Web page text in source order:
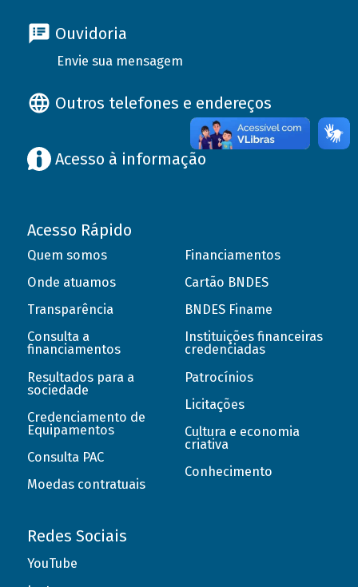
Ouvidoria
Envie sua mensagem
Outros telefones e endereços
Acesso à informação
Acesso Rápido
Quem somos
Onde atuamos
Transparência
Consulta a
financiamentos
Resultados para a
sociedade
Credenciamento de
Equipamentos
Consulta PAC
Moedas contratuais
Financiamentos
Cartão BNDES
BNDES Finame
Instituições financeiras
credenciadas
Patrocínios
Licitações
Cultura e economia
criativa
Conhecimento
Redes Sociais
YouTube